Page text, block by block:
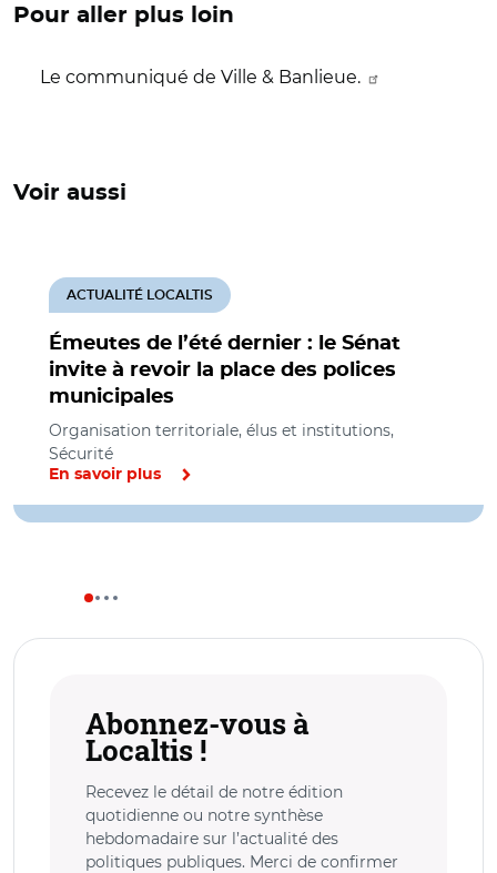
Pour aller plus loin
Le communiqué de Ville & Banlieue.
Voir aussi
Émeutes de l’été dernier : le Sénat
invite à revoir la place des polices
municipales
ACTUALITÉ LOCALTIS
Organisation territoriale, élus et institutions,
Sécurité
En savoir plus
Abonnez-vous à
Localtis !
Recevez le détail de notre édition
quotidienne ou notre synthèse
hebdomadaire sur l’actualité des
politiques publiques. Merci de confirmer